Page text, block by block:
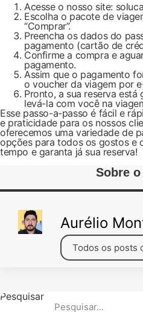
Acesse o nosso site:
Escolha o pacote de
“Comprar”.
Preencha os dados do
pagamento (cartão de
Confirme a compra e
pagamento.
Assim que o pagamento
o voucher da viagem por
Pronto, a sua reserva está
levá-la com você na
Esse passo-a-passo é fácil e
e praticidade para os nossos
oferecemos uma variedade de
opções para todos os gostos e
tempo e garanta já sua reserva!
Sobre
Aurélio
Todos os posts
Pesquisar